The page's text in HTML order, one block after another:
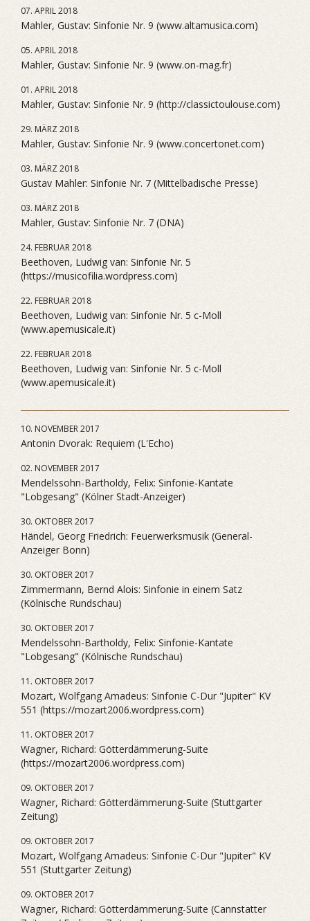
07. APRIL 2018
Mahler, Gustav: Sinfonie Nr. 9 (www.altamusica.com)
05. APRIL 2018
Mahler, Gustav: Sinfonie Nr. 9 (www.on-mag.fr)
01. APRIL 2018
Mahler, Gustav: Sinfonie Nr. 9 (http://classictoulouse.com)
29. MÄRZ 2018
Mahler, Gustav: Sinfonie Nr. 9 (www.concertonet.com)
03. MÄRZ 2018
Gustav Mahler: Sinfonie Nr. 7 (Mittelbadische Presse)
03. MÄRZ 2018
Mahler, Gustav: Sinfonie Nr. 7 (DNA)
24. FEBRUAR 2018
Beethoven, Ludwig van: Sinfonie Nr. 5
(https://musicofilia.wordpress.com)
22. FEBRUAR 2018
Beethoven, Ludwig van: Sinfonie Nr. 5 c-Moll
(www.apemusicale.it)
22. FEBRUAR 2018
Beethoven, Ludwig van: Sinfonie Nr. 5 c-Moll
(www.apemusicale.it)
10. NOVEMBER 2017
Antonin Dvorak: Requiem (L'Echo)
02. NOVEMBER 2017
Mendelssohn-Bartholdy, Felix: Sinfonie-Kantate
"Lobgesang" (Kölner Stadt-Anzeiger)
30. OKTOBER 2017
Händel, Georg Friedrich: Feuerwerksmusik (General-
Anzeiger Bonn)
30. OKTOBER 2017
Zimmermann, Bernd Alois: Sinfonie in einem Satz
(Kölnische Rundschau)
30. OKTOBER 2017
Mendelssohn-Bartholdy, Felix: Sinfonie-Kantate
"Lobgesang" (Kölnische Rundschau)
11. OKTOBER 2017
Mozart, Wolfgang Amadeus: Sinfonie C-Dur "Jupiter" KV
551 (https://mozart2006.wordpress.com)
11. OKTOBER 2017
Wagner, Richard: Götterdämmerung-Suite
(https://mozart2006.wordpress.com)
09. OKTOBER 2017
Wagner, Richard: Götterdämmerung-Suite (Stuttgarter
Zeitung)
09. OKTOBER 2017
Mozart, Wolfgang Amadeus: Sinfonie C-Dur "Jupiter" KV
551 (Stuttgarter Zeitung)
09. OKTOBER 2017
Wagner, Richard: Götterdämmerung-Suite (Cannstatter